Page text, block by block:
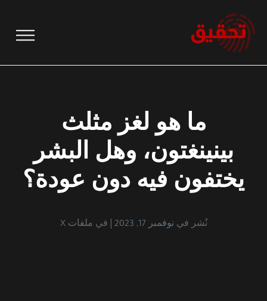
إلى
المحتوى
ما هو لغز مثلث
بينينغتون، وهل البشر
يختفون فيه دون عودة؟
نُشر في نوفمبر 17, 2023 في ملفات X